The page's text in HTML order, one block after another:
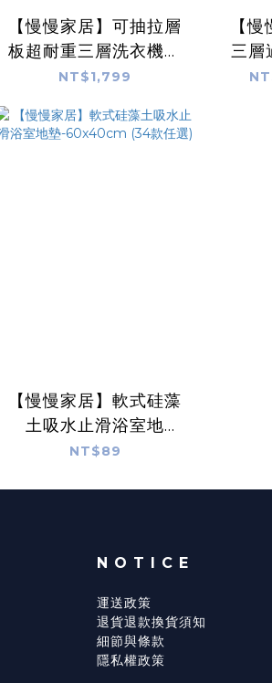
【慢慢家居】可抽拉層
板超耐重三層洗衣機架
(置物架 浴室層架 馬桶
NT$1,799
【
三層
【慢慢家居】軟式硅藻
土吸水止滑浴室地
墊-60x40cm (34款任
NT$89
N O T I C E
運送政策
退貨退款換貨須知
細節與條款
隱私權政策